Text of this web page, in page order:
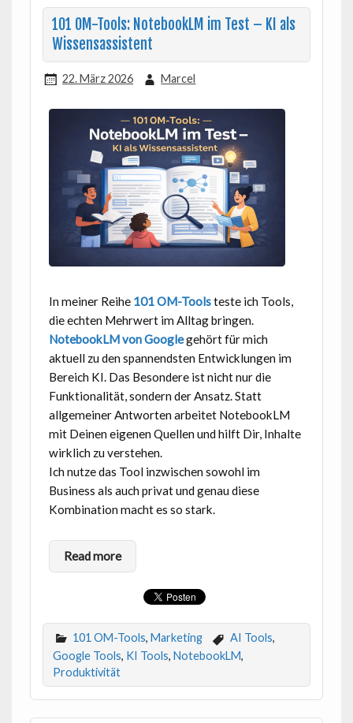
101 OM-Tools: NotebookLM im Test – KI als
Wissensassistent
22. März 2026 Marcel
In meiner Reihe 101 OM-Toolsteste ich Tools,
die echten Mehrwert im Alltag bringen.
NotebookLM von Googlegehört für mich
aktuell zu den spannendsten Entwicklungen im
Bereich KI. Das Besondere ist nicht nur die
Funktionalität, sondern der Ansatz. Statt
allgemeiner Antworten arbeitet NotebookLM
mit Deinen eigenen Quellen und hilft Dir, Inhalte
wirklich zu verstehen.
Ich nutze das Tool inzwischen sowohl im
Business als auch privat und genau diese
Kombination macht es so stark.
Read more
101 OM-Tools, Marketing AI Tools,
Google Tools, KI Tools, NotebookLM,
Produktivität